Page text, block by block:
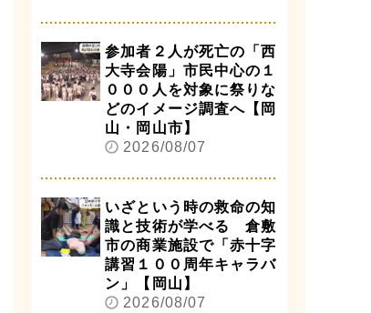
参加者２人が死亡の「西
大寺会陽」市民中心の１
０００人を対象に祭りな
どのイメージ調査へ【岡
山・岡山市】
2026/08/07
いざという時の救命の知
識と技術が学べる 倉敷
市の商業施設で「赤十字
講習１００周年キャラバ
ン」【岡山】
2026/08/07